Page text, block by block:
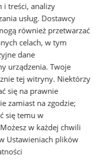
co mówią
pokładowa?
i treści, analizy
usług. Dostawcy
również przetwarzać
celach, w tym
dane
urządzenia. Twoje
tej witryny. Niektórzy
się na prawnie
zamiast na zgodzie;
się temu w
w każdej chwili
Ustawieniach plików